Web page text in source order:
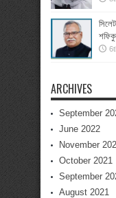
ARCHIVES
September
June 2022
November
October 2021
September
August 2021